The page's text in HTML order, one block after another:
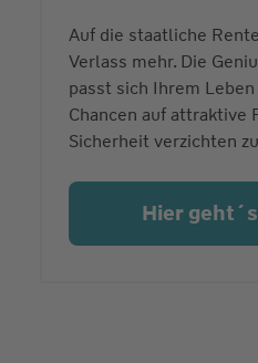
Auf die staatliche
Verlass mehr. Die
passt sich Ihrem
Chancen auf attraktive
Sicherheit verzichten
Hier